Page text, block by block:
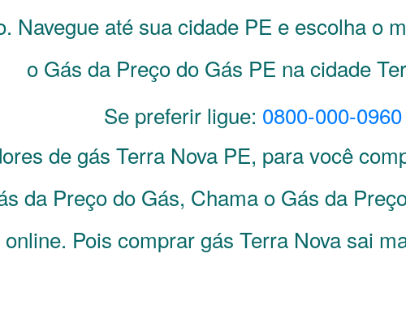
Navegue até sua cidade PE e escolha o
o Gás da Preço do Gás PE na cidade
Se preferir ligue: 0800-000-0960
de gás Terra Nova PE, para você
da Preço do Gás, Chama o Gás da
Pois comprar gás Terra Nova sai